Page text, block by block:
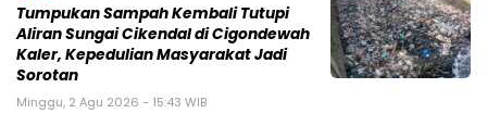
Tumpukan Sampah Kembali Tutupi
Aliran Sungai Cikendal di Cigondewah
Kaler, Kepedulian Masyarakat Jadi
Sorotan
Minggu, 2 Agu 2026 - 15:43 WIB